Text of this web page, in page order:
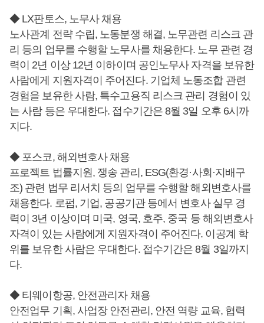
◆ LX판토스, 노무사 채용
노사관계 전략 수립, 노동분쟁 해결, 노무관련 리스크 관
리 등의 업무를 수행할 노무사를 채용한다. 노무 관련 경
력이 2년 이상 12년 이하이며 공인노무사 자격을 보유한
사람에게 지원자격이 주어진다. 기업체 노동조합 관련
경험을 보유한 사람, 특수고용직 리스크 관리 경험이 있
는 사람 등은 우대한다. 접수기간은 8월 3일 오후 6시까
지다.
◆ 포스코, 해외변호사 채용
프로젝트 법률지원, 쟁송 관리, ESG(환경·사회·지배구
조) 관련 법무 리서치 등의 업무를 수행할 해외변호사를
채용한다. 로펌, 기업, 공공기관 등에서 변호사 실무 경
력이 3년 이상이며 미국, 영국, 호주, 중국 등 해외변호사
자격이 있는 사람에게 지원자격이 주어진다. 이공계 학
위를 보유한 사람은 우대한다. 접수기간은 8월 3일까지
다.
◆ 티웨이항공, 안전관리자 채용
안전업무 기획, 사업장 안전관리, 안전 역량 교육, 협력